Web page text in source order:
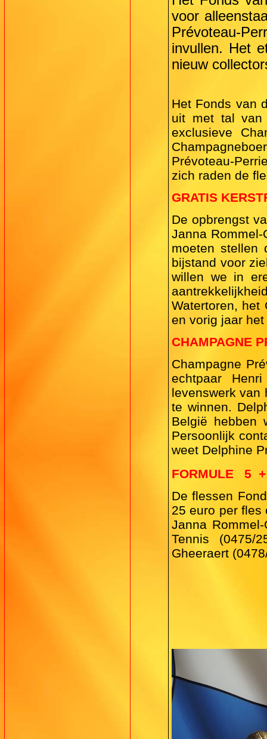
voor
Prévoteau-
invullen. Het
nieuw
Het Fonds van
uit met tal van
exclusieve
Prévoteau-
zich raden de
GRATIS
De opbrengst
Janna Rommel-
moeten stellen
bijstand voor
willen we in
Watertoren, het
en vorig jaar het
CHAMPAGNE
Champagne
echtpaar
levenswerk van
te winnen.
België hebben
Persoonlijk
weet Delphine
FORMULE
5 +
De flessen
25 euro per fles
Janna
Tennis (0475/
Gheeraert